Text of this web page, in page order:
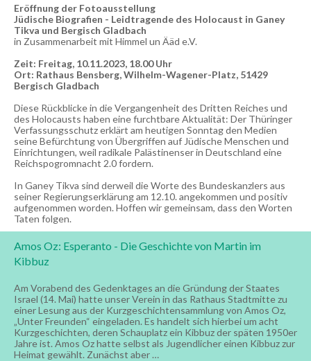
Eröffnung der Fotoausstellung
Jüdische Biografien - Leidtragende des Holocaust in Ganey
Tikva und Bergisch Gladbach
in Zusammenarbeit mit Himmel un Ääd e.V.
Zeit: Freitag, 10.11.2023, 18.00 Uhr
Ort: Rathaus Bensberg, Wilhelm-Wagener-Platz, 51429
Bergisch Gladbach
Diese Rückblicke in die Vergangenheit des Dritten Reiches und
des Holocausts haben eine furchtbare Aktualität: Der Thüringer
Verfassungsschutz erklärt am heutigen Sonntag den Medien
seine Befürchtung von Übergriffen auf Jüdische Menschen und
Einrichtungen, weil radikale Palästinenser in Deutschland eine
Reichspogromnacht 2.0 fordern.
In Ganey Tikva sind derweil die Worte des Bundeskanzlers aus
seiner Regierungserklärung am 12.10. angekommen und positiv
aufgenommen worden. Hoffen wir gemeinsam, dass den Worten
Taten folgen.
Amos Oz: Esperanto - Die Geschichte von Martin im
Kibbuz
Am Vorabend des Gedenktages an die Gründung der Staates
Israel (14. Mai) hatte unser Verein in das Rathaus Stadtmitte zu
einer Lesung aus der Kurzgeschichtensammlung von Amos Oz,
„Unter Freunden“ eingeladen. Es handelt sich hierbei um acht
Kurzgeschichten, deren Schauplatz ein Kibbuz der späten 1950er
Jahre ist. Amos Oz hatte selbst als Jugendlicher einen Kibbuz zur
Heimat gewählt. Zunächst aber …